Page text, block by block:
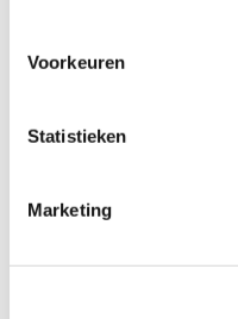
Voorkeuren
Statistieken
Marketing